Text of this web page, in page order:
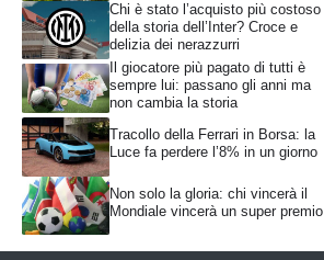
Chi è stato l’acquisto più costoso
della storia dell’Inter? Croce e
delizia dei nerazzurri
Il giocatore più pagato di tutti è
sempre lui: passano gli anni ma
non cambia la storia
Tracollo della Ferrari in Borsa: la
Luce fa perdere l’8% in un giorno
Non solo la gloria: chi vincerà il
Mondiale vincerà un super premio